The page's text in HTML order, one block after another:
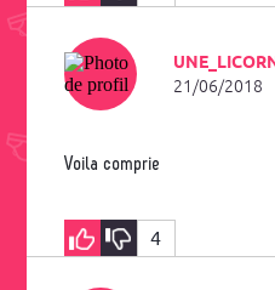
21/06/2018
voila comprie
4